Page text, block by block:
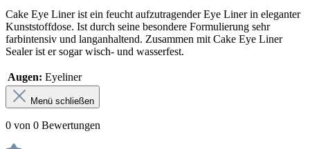
Cake Eye Liner ist ein feucht aufzutragender Eye Liner in eleganter
Kunststoffdose. Ist durch seine besondere Formulierung sehr
farbintensiv und langanhaltend. Zusammen mit Cake Eye Liner
Sealer ist er sogar wisch- und wasserfest.
Augen: Eyeliner
Menü schließen
0 von 0 Bewertungen